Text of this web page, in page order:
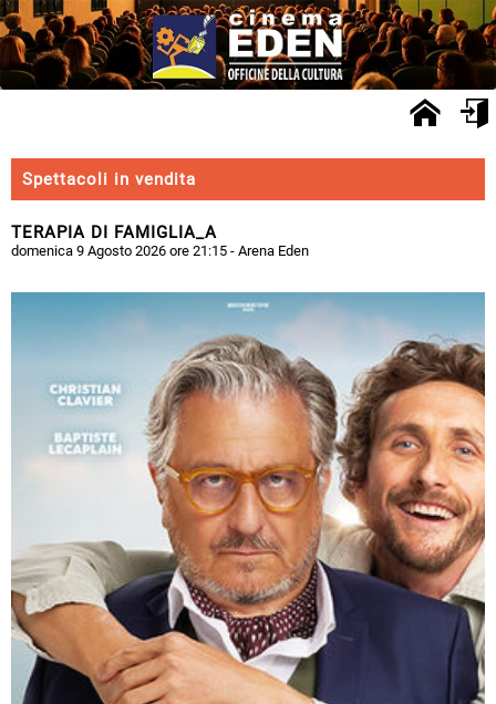
Spettacoli in vendita
TERAPIA DI FAMIGLIA_A
domenica 9 Agosto 2026 ore 21:15 - Arena Eden